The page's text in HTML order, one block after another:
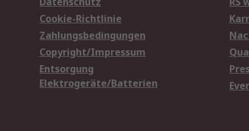
Cookie-Richtlinie
Zahlungsbedingungen
Copyright/Impressum
Entsorgung
Elektrogeräte/Batterien